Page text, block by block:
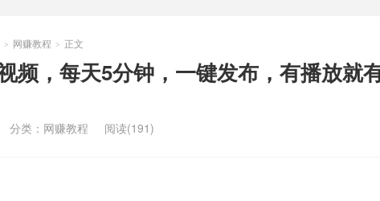
> 网赚教程 > 正文
频，每天5分钟，一键发布，有播放就
分类： 网赚教程 阅读(191)